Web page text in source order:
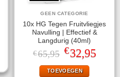
GEEN CATEGORIE
10x HG Tegen Fruitvliegjes
Navulling | Effectief &
Langdurig (40ml)
€65,95 Oorspronkelijke
prijs
was:
€65,95.
€32,95Huidige
prijs
TOEVOEGEN